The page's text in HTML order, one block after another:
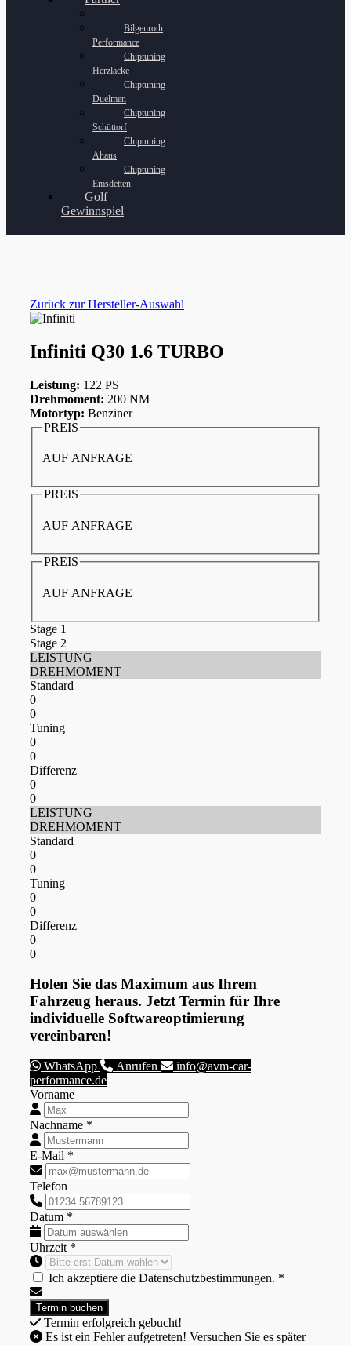
Bilgenroth
Performance
Chiptuning
Herzlacke
Chiptuning
Duelmen
Chiptuning
Schüttorf
Chiptuning
Ahaus
Chiptuning
Emsdetten
Golf
Gewinnspiel
Zurück zur Hersteller-Auswahl
Infiniti Q30 1.6 TURBO
Leistung: 122 PS
Drehmoment: 200 NM
Motortyp: Benziner
PREIS
AUF ANFRAGE
PREIS
AUF ANFRAGE
PREIS
AUF ANFRAGE
Stage 1
Stage 2
LEISTUNG
DREHMOMENT
Standard
0
0
Tuning
0
0
Differenz
0
0
LEISTUNG
DREHMOMENT
Standard
0
0
Tuning
0
0
Differenz
0
0
Holen Sie das Maximum aus Ihrem
Fahrzeug heraus. Jetzt Termin für Ihre
individuelle Softwareoptimierung
vereinbaren!
WhatsApp Anrufen
info@avm-car-
performance.de
Vorname
Nachname *
E-Mail *
Telefon
Datum *
Uhrzeit *
Ich akzeptiere die Datenschutzbestimmungen. *
Termin erfolgreich gebucht!